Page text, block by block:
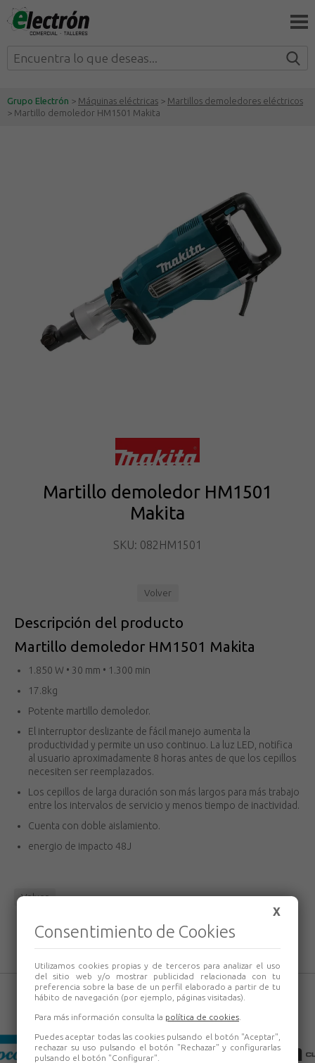
Grupo Electrón > Máquinas eléctricas > Martillos demoledores eléctricos
> Martillo demoledor HM1501 Makita
Martillo demoledor HM1501
Makita
SKU: 082HM1501
Volver
Descripción del producto
Martillo demoledor HM1501 Makita
1.850 W • 30 mm • 1.300 min
17.8kg
Potente martillo demoledor.
El interruptor deslizante de fácil manejo aumenta la
productividad y permite un uso continuo. La luz LED, notifica
al usuario aproximadamente 8 horas antes de que los cepillos
necesiten ser reemplazados.
Los cepillos de larga duración son más largos para más trabajo
entre los intervalos de servicio y menos tiempo de inactividad.
Cuenta con doble aislamiento.
energio de impacto 48J
Volver
X
Consentimiento de Cookies
Utilizamos cookies propias y de terceros para analizar el uso
del sitio web y/o mostrar publicidad relacionada con tu
preferencia sobre la base de un perfil elaborado a partir de tu
hábito de navegación (por ejemplo, páginas visitadas).
Para más información consulta la política de cookies
Puedes aceptar todas las cookies pulsando el botón "Aceptar",
rechazar su uso pulsando el botón "Rechazar" y configurarlas
pulsando el botón "Configurar".